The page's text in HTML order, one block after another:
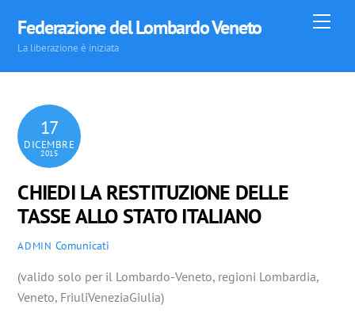
content
Federazione del Lombardo Veneto
La liberazione è iniziata
17
DICEMBRE
2015
CHIEDI LA RESTITUZIONE DELLE
TASSE ALLO STATO ITALIANO
ADMIN Comunicati
(valido solo per il Lombardo-Veneto, regioni Lombardia,
Veneto, FriuliVeneziaGiulia)